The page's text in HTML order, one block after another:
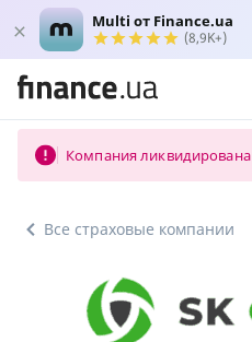
Multi от Finance.ua
(8,9K+)
Компания ликвидирована
Все страховые компании